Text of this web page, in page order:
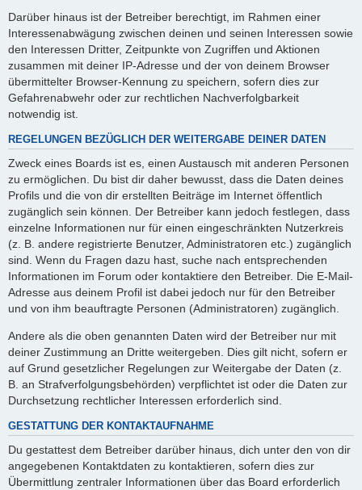
Darüber hinaus ist der Betreiber berechtigt, im Rahmen einer
Interessenabwägung zwischen deinen und seinen Interessen sowie
den Interessen Dritter, Zeitpunkte von Zugriffen und Aktionen
zusammen mit deiner IP-Adresse und der von deinem Browser
übermittelter Browser-Kennung zu speichern, sofern dies zur
Gefahrenabwehr oder zur rechtlichen Nachverfolgbarkeit
notwendig ist.
REGELUNGEN BEZÜGLICH DER WEITERGABE DEINER DATEN
Zweck eines Boards ist es, einen Austausch mit anderen Personen
zu ermöglichen. Du bist dir daher bewusst, dass die Daten deines
Profils und die von dir erstellten Beiträge im Internet öffentlich
zugänglich sein können. Der Betreiber kann jedoch festlegen, dass
einzelne Informationen nur für einen eingeschränkten Nutzerkreis
(z. B. andere registrierte Benutzer, Administratoren etc.) zugänglich
sind. Wenn du Fragen dazu hast, suche nach entsprechenden
Informationen im Forum oder kontaktiere den Betreiber. Die E-Mail-
Adresse aus deinem Profil ist dabei jedoch nur für den Betreiber
und von ihm beauftragte Personen (Administratoren) zugänglich.
Andere als die oben genannten Daten wird der Betreiber nur mit
deiner Zustimmung an Dritte weitergeben. Dies gilt nicht, sofern er
auf Grund gesetzlicher Regelungen zur Weitergabe der Daten (z.
B. an Strafverfolgungsbehörden) verpflichtet ist oder die Daten zur
Durchsetzung rechtlicher Interessen erforderlich sind.
GESTATTUNG DER KONTAKTAUFNAHME
Du gestattest dem Betreiber darüber hinaus, dich unter den von dir
angegebenen Kontaktdaten zu kontaktieren, sofern dies zur
Übermittlung zentraler Informationen über das Board erforderlich